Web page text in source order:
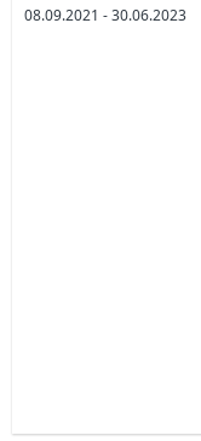
08.09.2021 - 30.06.2023